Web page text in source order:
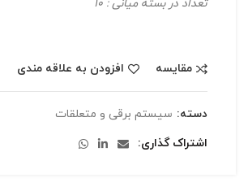
تعداد در بسته میانی : 10
مقایسه افزودن به علاقه مندی
دسته: سیستم برقی و متعلقات
اشتراک گذاری